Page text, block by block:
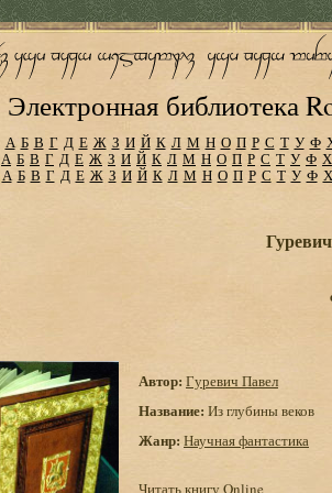
Электронная библиотека
А Б В Г Д Е Ж З И Й К Л М Н О П Р С Т У Ф
А Б В Г Д Е Ж З И Й К Л М Н О П Р С Т У Ф Х
А Б В Г Д Е Ж З И Й К Л М Н О П Р С Т У Ф Х
Автор: Гуревич Павел
Название: Из глубины веков
Жанр: Научная фантастика
Читать книгу Online